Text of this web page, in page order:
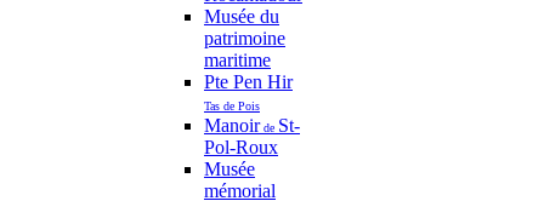
Musée du
patrimoine
maritime
Pte Pen Hir
Tas de Pois
Manoirde St-
Pol-Roux
Musée
mémorial